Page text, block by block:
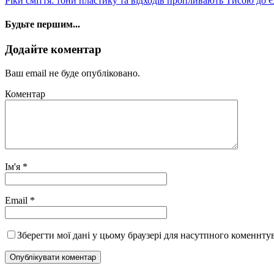
Будьте першим...
Додайте коментар
Ваш email не буде опубліковано.
Коментар
Ім'я *
Email *
Зберегти мої дані у цьому браузері для насутпного